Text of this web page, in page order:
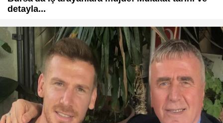
detayla...